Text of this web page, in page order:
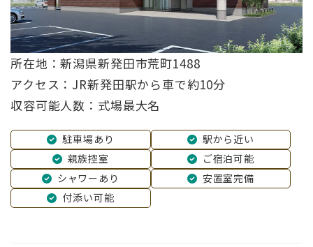
所在地：新潟県新発田市荒町1488
アクセス：JR新発田駅から車で約10分
収容可能人数：式場最大名
駐車場あり
駅から近い
親族控室
ご宿泊可能
シャワーあり
安置室完備
付添い可能